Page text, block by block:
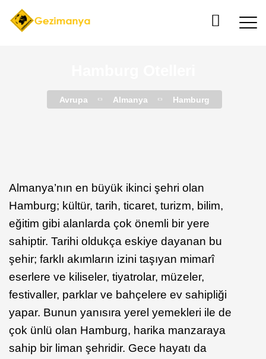
Avrupa Almanya Hamburg
Almanya’nın en büyük ikinci şehri olan
Hamburg; kültür, tarih, ticaret, turizm, bilim,
eğitim gibi alanlarda çok önemli bir yere
sahiptir. Tarihi oldukça eskiye dayanan bu
şehir; farklı akımların izini taşıyan mimarî
eserlere ve kiliseler, tiyatrolar, müzeler,
festivaller, parklar ve bahçelere ev sahipliği
yapar. Bunun yanısıra yerel yemekleri ile de
çok ünlü olan Hamburg, harika manzaraya
sahip bir liman şehridir. Gece hayatı da